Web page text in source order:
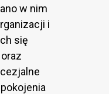
w nim
i
się